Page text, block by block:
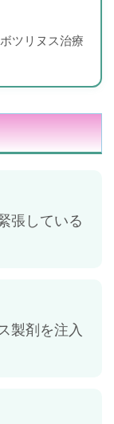
ツリヌス治療
張している
製剤を注入